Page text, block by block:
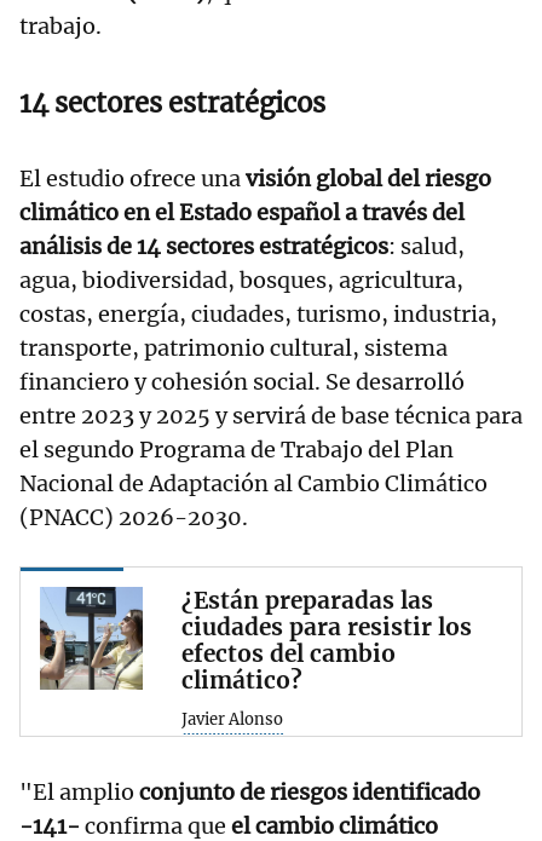
trabajo.
14 sectores estratégicos
El estudio ofrece unavisión global del riesgo
climático en el Estado español a través del
análisis de 14 sectores estratégicos: salud,
agua, biodiversidad, bosques, agricultura,
costas, energía, ciudades, turismo, industria,
transporte, patrimonio cultural, sistema
financiero y cohesión social. Se desarrolló
entre 2023 y 2025 y servirá de base técnica para
el segundo Programa de Trabajo del Plan
Nacional de Adaptación al Cambio Climático
(PNACC) 2026-2030.
¿Están preparadas las
ciudades para resistir los
efectos del cambio
climático?
Javier Alonso
"El amplio conjunto de riesgos identificado
-141- confirma que el cambio climático